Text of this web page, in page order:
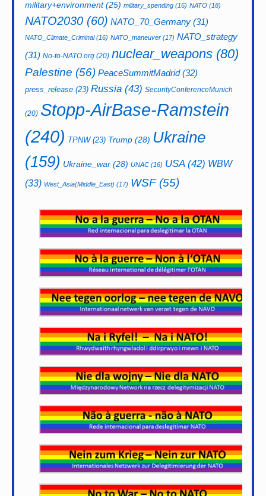
military+environment(25) military_spending (16) NATO (18)
NATO2030 (60) NATO_70_Germany (31)
NATO_Climate_Criminal(16) NATO_maneuver (17) NATO_strategy
(31) No-to-NATO.org (20) nuclear_weapons (80)
Palestine (56) PeaceSummitMadrid(32)
press_release (23) Russia (43) SecurityConferenceMunich
(20) Stopp-AirBase-Ramstein
(240) TPNW(23) Trump (28) Ukraine
(159) Ukraine_war (28) UNAC (16) USA(42) WBW
(33) West_Asia(Middle_East) (17) WSF(55)